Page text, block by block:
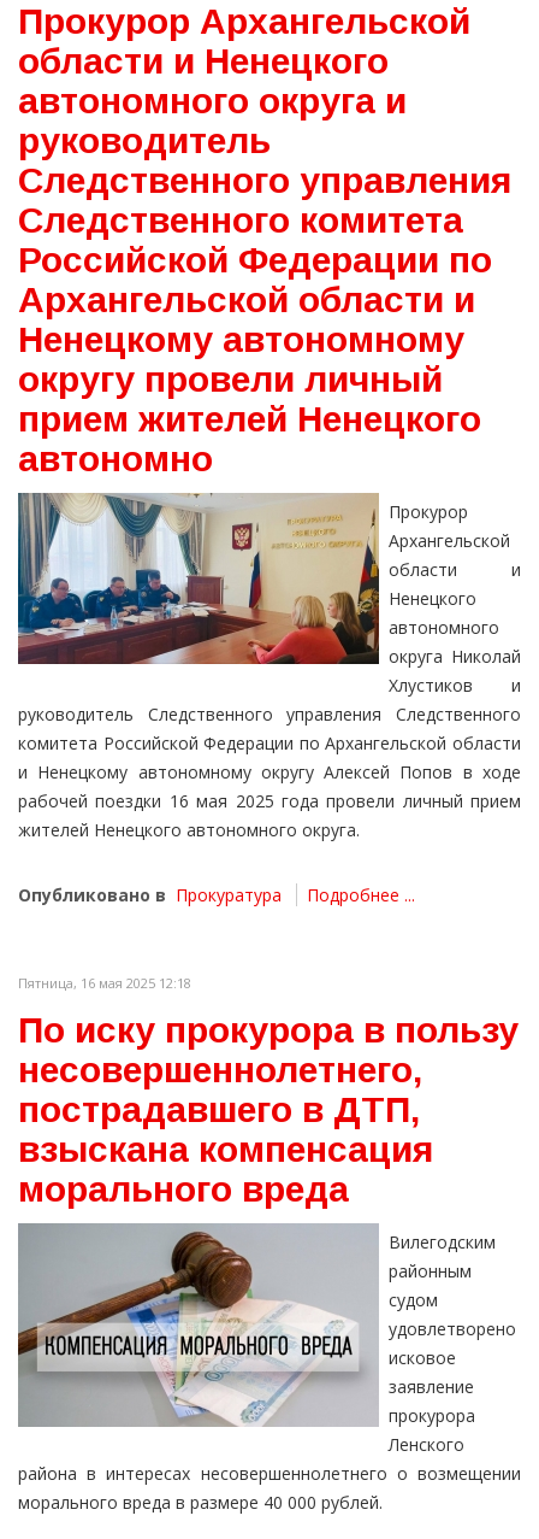
Прокурор Архангельской
области и Ненецкого
автономного округа и
руководитель
Следственного управления
Следственного комитета
Российской Федерации по
Архангельской области и
Ненецкому автономному
округу провели личный
прием жителей Ненецкого
автономно
Прокурор
Архангельской
области и
Ненецкого
автономного
округа Николай
Хлустиков и
руководитель Следственного управления Следственного
комитета Российской Федерации по Архангельской области
и Ненецкому автономному округу Алексей Попов в ходе
рабочей поездки 16 мая 2025 года провели личный прием
жителей Ненецкого автономного округа.
Опубликовано в Прокуратура Подробнее ...
Пятница, 16 мая 2025 12:18
По иску прокурора в пользу
несовершеннолетнего,
пострадавшего в ДТП,
взыскана компенсация
морального вреда
Вилегодским
районным
судом
удовлетворено
исковое
заявление
прокурора
Ленского
района в интересах несовершеннолетнего о возмещении
морального вреда в размере 40 000 рублей.